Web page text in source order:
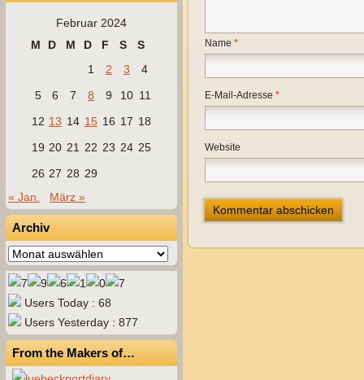
Februar 2024
M
D M D F S
S
1
2 3
4
5
6 7 8 9 10 11
12 13 14 15 16 17 18
19 20 21 22 23 24 25
26 27 28 29
« Jan.
März »
Archiv
Archiv
Users Today : 68
Users Yesterday : 877
From the Makers of…
Name *
E-Mail-Adresse *
Website